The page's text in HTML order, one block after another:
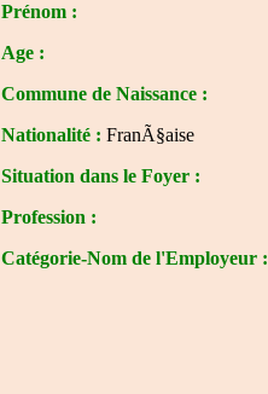
Prénom :
Age :
Commune de Naissance :
Nationalité : FranÃ§aise
Situation dans le Foyer :
Profession :
Catégorie-Nom de l'Employeur :